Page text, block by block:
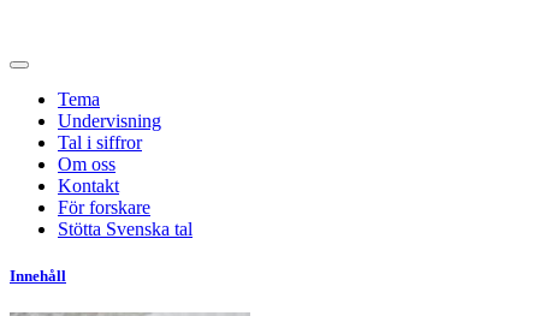
Tema
Undervisning
Tal i siffror
Om oss
Kontakt
För forskare
Stötta Svenska tal
Innehåll